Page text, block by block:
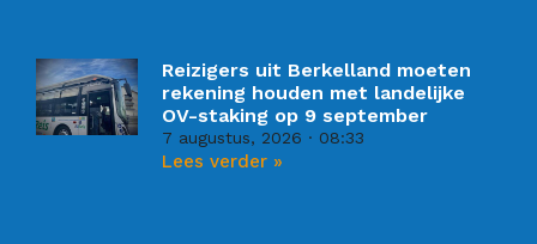
Reizigers uit Berkelland moeten
rekening houden met landelijke
OV-staking op 9 september
7 augustus, 2026 08:33
Lees verder »